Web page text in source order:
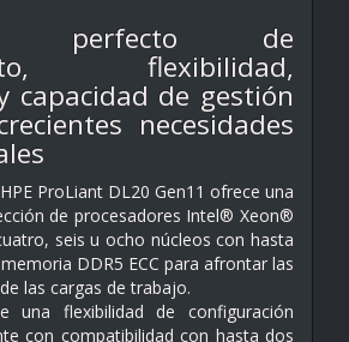
perfecto de
flexibilidad,
capacidad de gestión
necesidades
ProLiant DL20 Gen11 ofrece una
de procesadores Intel® Xeon®
seis u ocho núcleos con hasta
DDR5 ECC para afrontar las
las cargas de trabajo.
una flexibilidad de configuración
con compatibilidad con hasta dos